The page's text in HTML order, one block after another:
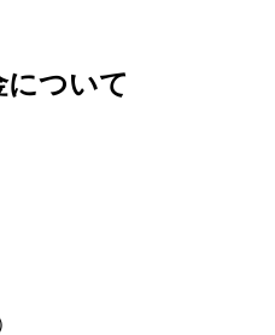
について